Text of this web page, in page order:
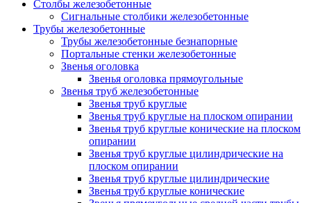
Столбы железобетонные
Сигнальные столбики железобетонные
Трубы железобетонные
Трубы железобетонные безнапорные
Портальные стенки железобетонные
Звенья оголовка
Звенья оголовка прямоугольные
Звенья труб железобетонные
Звенья труб круглые
Звенья труб круглые на плоском опирании
Звенья труб круглые конические на плоском
опирании
Звенья труб круглые цилиндрические на
плоском опирании
Звенья труб круглые цилиндрические
Звенья труб круглые конические